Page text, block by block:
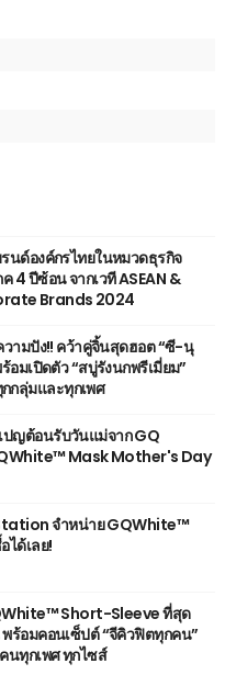
นด์องค์กรไทยในหมวดธุรกิจ
4 ปีซ้อน จากเวที ASEAN &
Brands 2024
วามปัง!! คว้าคู่จิ้นสุดฮอต “ซี-นุ
อมเปิดตัว “สบู่รังนกพรีเมี่ยม”
กลุ่มและทุกเพศ
ญต้อนรับวันแม่จาก GQ
Mask Mother's Day
จำหน่าย GQWhite™
ได้เลย!
Short-Sleeve ที่สุด
ร้อมคอนเซ็ปต์ “จีคิวฟิตทุกคน”
นทุกเพศ ทุกไซส์